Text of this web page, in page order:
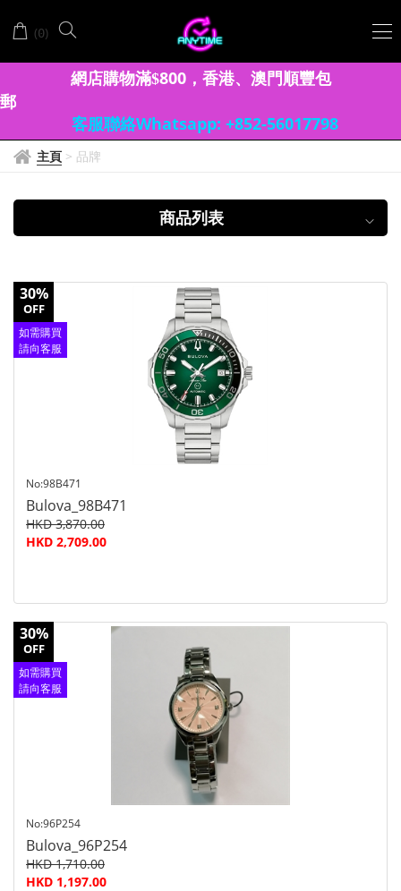
BULOVA
寶
路
華
(0)
網店購物滿$800， 香港、澳門順豐包
郵
客服聯絡Whatsapp: +852-56017798
主頁 > 品牌
商品列表
30%
OFF
如需購買
請向客服
No:98B471
Bulova_98B471
HKD 3,870.00
HKD 2,709.00
30%
OFF
如需購買
請向客服
No:96P254
Bulova_96P254
HKD 1,710.00
HKD 1,197.00